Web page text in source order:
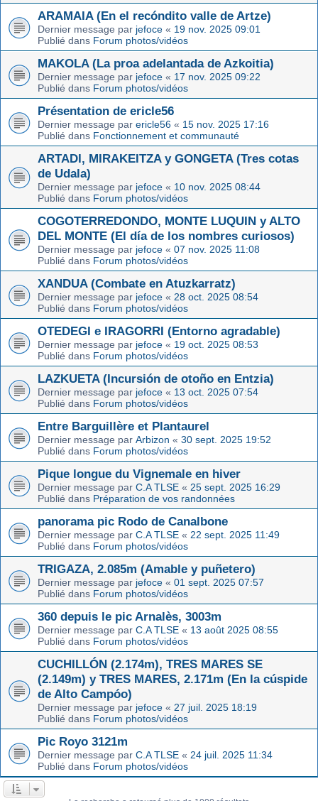
ARAMAIA (En el recóndito valle de Artze)
Dernier message par jefoce « 19 nov. 2025 09:01
Publié dans Forum photos/vidéos
MAKOLA (La proa adelantada de Azkoitia)
Dernier message par jefoce « 17 nov. 2025 09:22
Publié dans Forum photos/vidéos
Présentation de ericle56
Dernier message par ericle56 « 15 nov. 2025 17:16
Publié dans Fonctionnement et communauté
ARTADI, MIRAKEITZA y GONGETA (Tres cotas
de Udala)
Dernier message par jefoce « 10 nov. 2025 08:44
Publié dans Forum photos/vidéos
COGOTERREDONDO, MONTE LUQUIN y ALTO
DEL MONTE (El día de los nombres curiosos)
Dernier message par jefoce « 07 nov. 2025 11:08
Publié dans Forum photos/vidéos
XANDUA (Combate en Atuzkarratz)
Dernier message par jefoce « 28 oct. 2025 08:54
Publié dans Forum photos/vidéos
OTEDEGI e IRAGORRI (Entorno agradable)
Dernier message par jefoce « 19 oct. 2025 08:53
Publié dans Forum photos/vidéos
LAZKUETA (Incursión de otoño en Entzia)
Dernier message par jefoce « 13 oct. 2025 07:54
Publié dans Forum photos/vidéos
Entre Barguillère et Plantaurel
Dernier message par Arbizon « 30 sept. 2025 19:52
Publié dans Forum photos/vidéos
Pique longue du Vignemale en hiver
Dernier message par C.A TLSE « 25 sept. 2025 16:29
Publié dans Préparation de vos randonnées
panorama pic Rodo de Canalbone
Dernier message par C.A TLSE « 22 sept. 2025 11:49
Publié dans Forum photos/vidéos
TRIGAZA, 2.085m (Amable y puñetero)
Dernier message par jefoce « 01 sept. 2025 07:57
Publié dans Forum photos/vidéos
360 depuis le pic Arnalès, 3003m
Dernier message par C.A TLSE « 13 août 2025 08:55
Publié dans Forum photos/vidéos
CUCHILLÓN (2.174m), TRES MARES SE
(2.149m) y TRES MARES, 2.171m (En la cúspide
de Alto Campóo)
Dernier message par jefoce « 27 juil. 2025 18:19
Publié dans Forum photos/vidéos
Pic Royo 3121m
Dernier message par C.A TLSE « 24 juil. 2025 11:34
Publié dans Forum photos/vidéos